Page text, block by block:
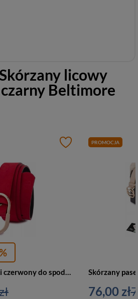
licowy
Beltimore
Skórzany pasek damski czerwony do spodni sukienki zamszowy - Beltimore E51
PROMOCJA
76,00 zł